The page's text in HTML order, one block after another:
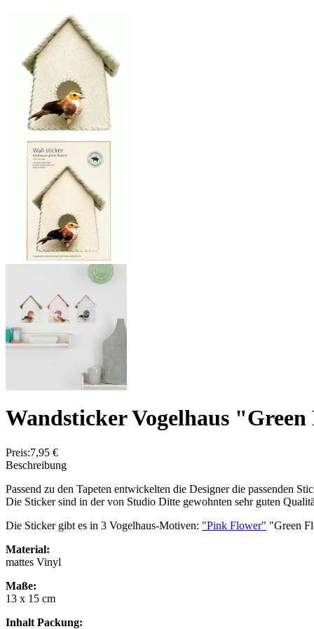
Wandsticker Vogelhaus
Preis:7,95 €
Beschreibung
Passend zu den Tapeten entwickelten die Designer die passenden
Die Sticker sind in der von Studio Ditte gewohnten sehr guten
Die Sticker gibt es in 3 Vogelhaus-Motiven: "Pink Flower" "Green
Material:
mattes Vinyl
Maße:
13 x 15 cm
Inhalt Packung: